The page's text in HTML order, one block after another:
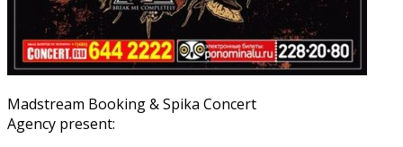
Madstream Booking & Spika Concert
Agency present: